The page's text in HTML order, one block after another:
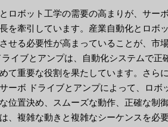
ロボット工学の需要の高まりが、サー
を牽引しています。産業自動化とロボ
せる必要性が高まっていることが、市
イブとアンプは、自動化システムで正
て重要な役割を果たしています。さら
ーボ ドライブとアンプによって、ロボ
位置決め、スムーズな動作、正確な制
、複雑な動きと複雑なシーケンスを必